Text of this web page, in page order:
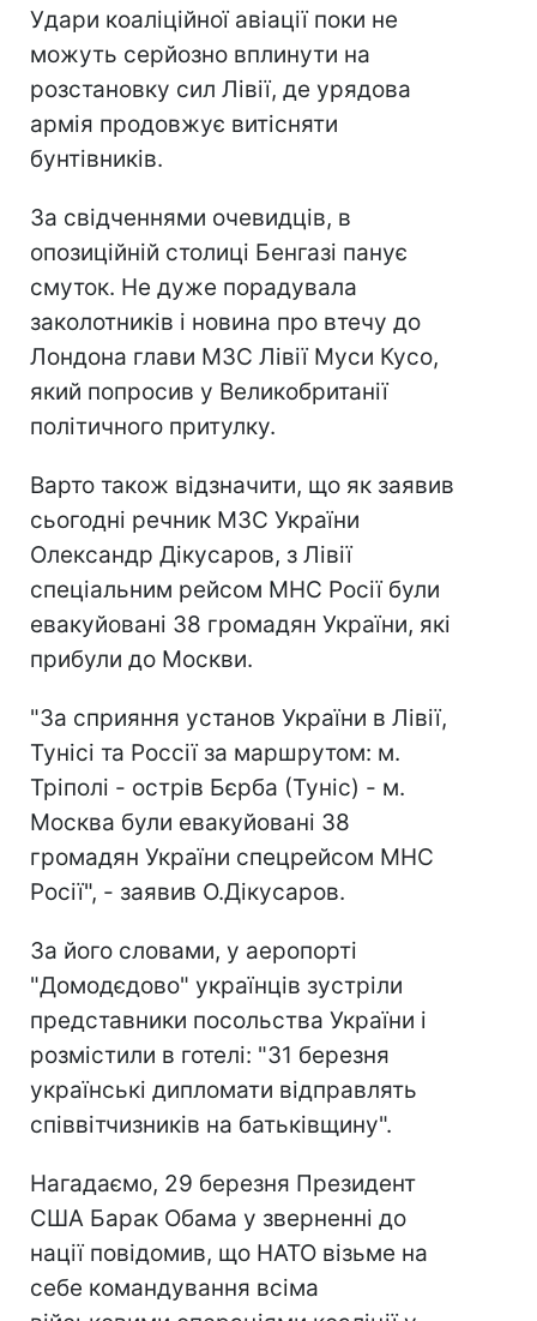
Удари коаліційної авіації поки не
можуть серйозно вплинути на
розстановку сил Лівії, де урядова
армія продовжує витісняти
бунтівників.
За свідченнями очевидців, в
опозиційній столиці Бенгазі панує
смуток. Не дуже порадувала
заколотників і новина про втечу до
Лондона глави МЗС Лівії Муси Кусо,
який попросив у Великобританії
політичного притулку.
Варто також відзначити, що як заявив
сьогодні речник МЗС України
Олександр Дікусаров, з Лівії
спеціальним рейсом МНС Росії були
евакуйовані 38 громадян України, які
прибули до Москви.
"За сприяння установ України в Лівії,
Тунісі та Россії за маршрутом: м.
Тріполі - острів Бєрба (Туніс) - м.
Москва були евакуйовані 38
громадян України спецрейсом МНС
Росії", - заявив О.Дікусаров.
За його словами, у аеропорті
"Домодєдово" українців зустріли
представники посольства України і
розмістили в готелі: "31 березня
українські дипломати відправлять
співвітчизників на батьківщину".
Нагадаємо, 29 березня Президент
США Барак Обама у зверненні до
нації повідомив, що НАТО візьме на
себе командування всіма